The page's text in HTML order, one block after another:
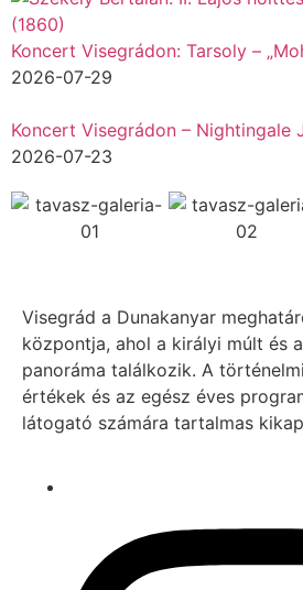
Koncert Visegrádon: Tarsoly –
2026-07-29
Koncert Visegrádon – Nightingale
2026-07-23
Visegrád a Dunakanyar
központja, ahol a királyi múlt és
panoráma találkozik. A
értékek és az egész éves
látogató számára tartalmas